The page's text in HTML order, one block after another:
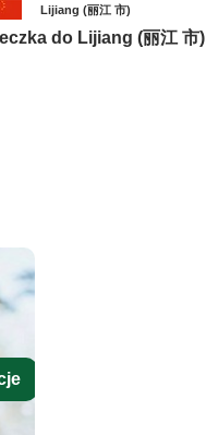
Lijiang (丽江 市)
do Lijiang (丽江 市)